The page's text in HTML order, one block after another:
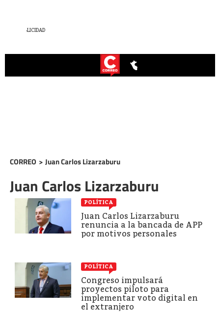
CORREO > Juan Carlos Lizarzaburu
Juan Carlos Lizarzaburu
POLÍTICA
Juan Carlos Lizarzaburu
renuncia a la bancada de APP
por motivos personales
POLÍTICA
Congreso impulsará
proyectos piloto para
implementar voto digital en
el extranjero